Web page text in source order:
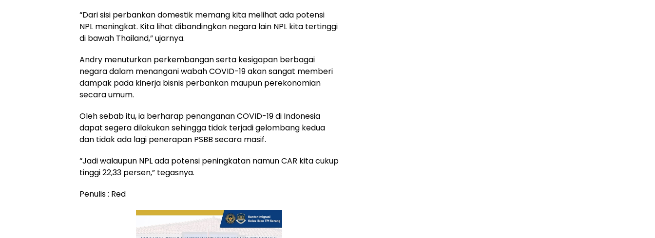
“Dari sisi perbankan domestik memang kita melihat ada potensi
NPL meningkat. Kita lihat dibandingkan negara lain NPL kita tertinggi
di bawah Thailand,” ujarnya.
Andry menuturkan perkembangan serta kesigapan berbagai
negara dalam menangani wabah COVID-19 akan sangat memberi
dampak pada kinerja bisnis perbankan maupun perekonomian
secara umum.
Oleh sebab itu, ia berharap penanganan COVID-19 di Indonesia
dapat segera dilakukan sehingga tidak terjadi gelombang kedua
dan tidak ada lagi penerapan PSBB secara masif.
“Jadi walaupun NPL ada potensi peningkatan namun CAR kita cukup
tinggi 22,33 persen,” tegasnya.
Penulis : Red